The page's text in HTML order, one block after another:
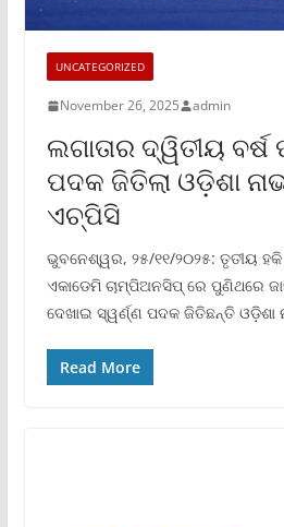
UNCATEGORIZED
November 26, 2025 admin
ଲଗାତାର ଦ୍ୱିତୀୟ ବର୍ଷ
ପଦକ ଜିତିଲା ଓଡ଼ିଶା
ଏଚ୍‌ପିସି
ଭୁବନେଶ୍ୱର, ୨୫/୧୧/୨୦୨୫: ତୃତୀୟ
ଏକାଡେମି ଚାମ୍ପିଅନସିପ୍ ରେ ପୁଣିଥରେ
ଦେଖାଇ ସ୍ୱର୍ଣ୍ଣ ପଦକ ଜିତିଛନ୍ତି ଓଡ଼ିଶା
Read More